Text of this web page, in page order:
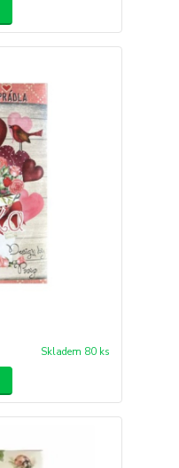
Skladem 80 ks